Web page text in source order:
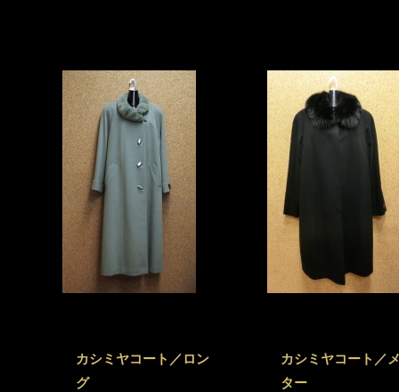
カシミヤコート／ロン
グ
カシミヤコート／
ター